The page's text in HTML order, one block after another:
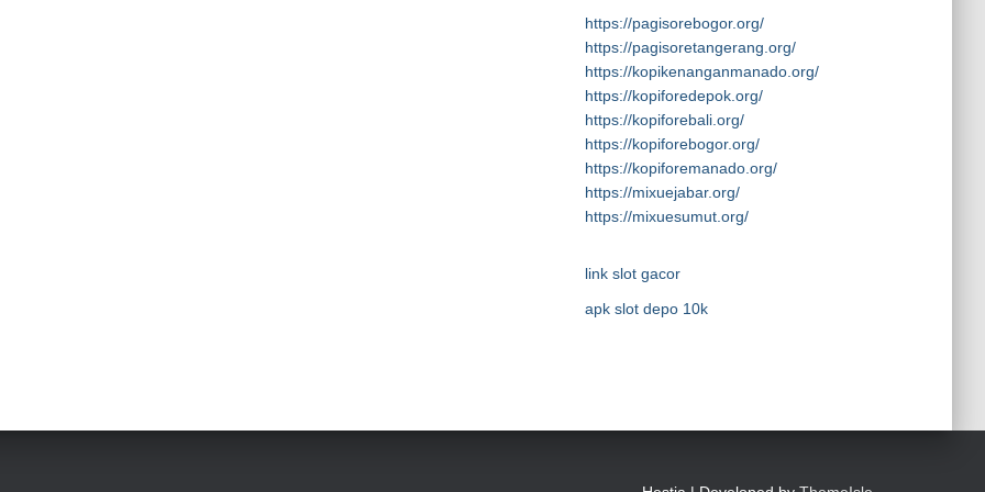
https://pagisorebogor.org/
https://pagisoretangerang.org/
https://kopikenanganmanado.org/
https://kopiforedepok.org/
https://kopiforebali.org/
https://kopiforebogor.org/
https://kopiforemanado.org/
https://mixuejabar.org/
https://mixuesumut.org/
link slot gacor
apk slot depo 10k